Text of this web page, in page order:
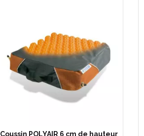
Coussin POLYAIR 6 cm de hauteur